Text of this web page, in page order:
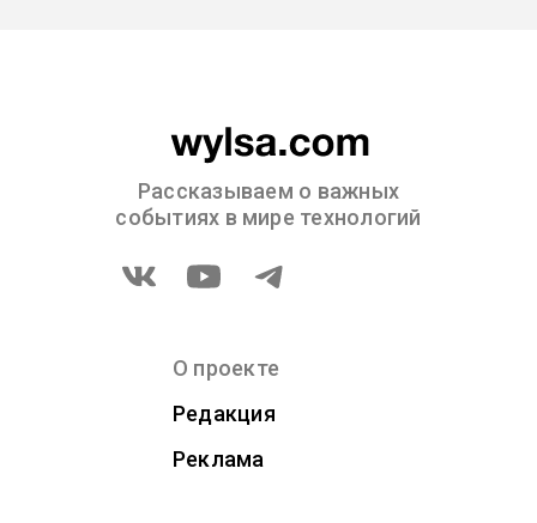
Рассказываем о важных
событиях в мире технологий
О проекте
Редакция
Реклама